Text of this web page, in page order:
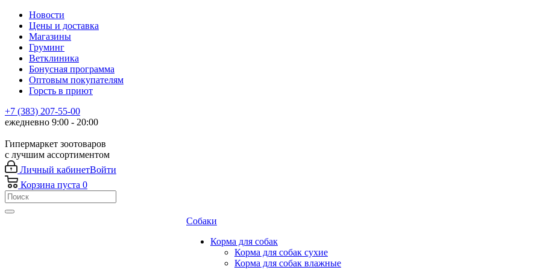
Новости
Цены и доставка
Магазины
Груминг
Ветклиника
Бонусная программа
Оптовым покупателям
Горсть в приют
+7 (383) 207-55-00
ежедневно 9:00 - 20:00
Гипермаркет зоотоваров
с лучшим ассортиментом
Личный кабинетВойти
Корзина пуста 0
Собаки
Корма для собак
Корма для собак сухие
Корма для собак влажные